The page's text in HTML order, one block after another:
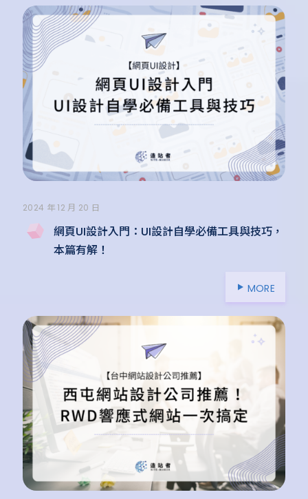
2024 年 12 月 20 日
網頁UI設計入門：UI設計自學必備工具與技巧，
本篇有解！
MORE